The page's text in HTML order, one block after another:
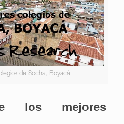
de Socha, Boyacá
los mejores